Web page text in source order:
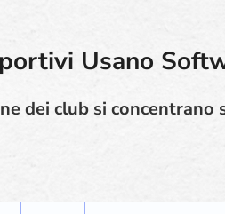
Usano
dei club si concentrano